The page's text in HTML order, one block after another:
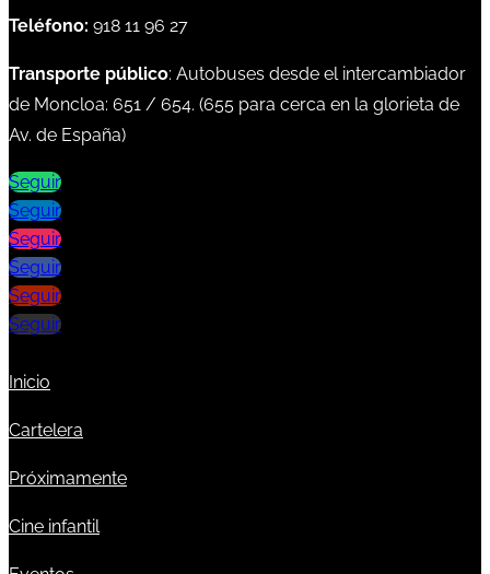
Teléfono: 918 11 96 27
Transporte público: Autobuses desde el intercambiador
de Moncloa: 651 / 654. (655 para cerca en la glorieta de
Av. de España)
Seguir
Seguir
Seguir
Seguir
Seguir
Seguir
Inicio
Cartelera
Próximamente
Cine infantil